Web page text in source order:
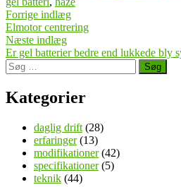
Indlægsnavigation
Forrige indlægPrevious
post:
Elmotor centrering
Næste indlægNext
post:
Er gel batterier bedre end lukkede bly
Søg
efter:
Kategorier
daglig drift (28)
erfaringer(13)
modifikationer(42)
specifikationer(5)
teknik (44)